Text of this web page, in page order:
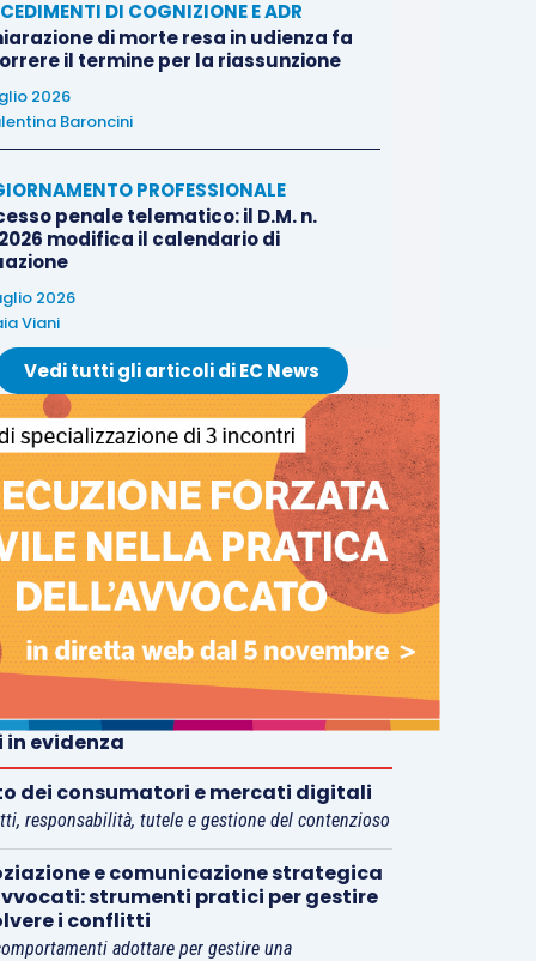
DI COGNIZIONE E ADR
di morte resa in udienza fa
il termine per la riassunzione
2026
Baroncini
PROFESSIONALE
penale telematico: il D.M. n.
modifica il calendario di
2026
Viani
Vedi tutti gli articoli di EC News
in evidenza
dei consumatori e mercati digitali
responsabilità, tutele e gestione del contenzioso
e comunicazione strategica
strumenti pratici per gestire
i conflitti
adottare per gestire una